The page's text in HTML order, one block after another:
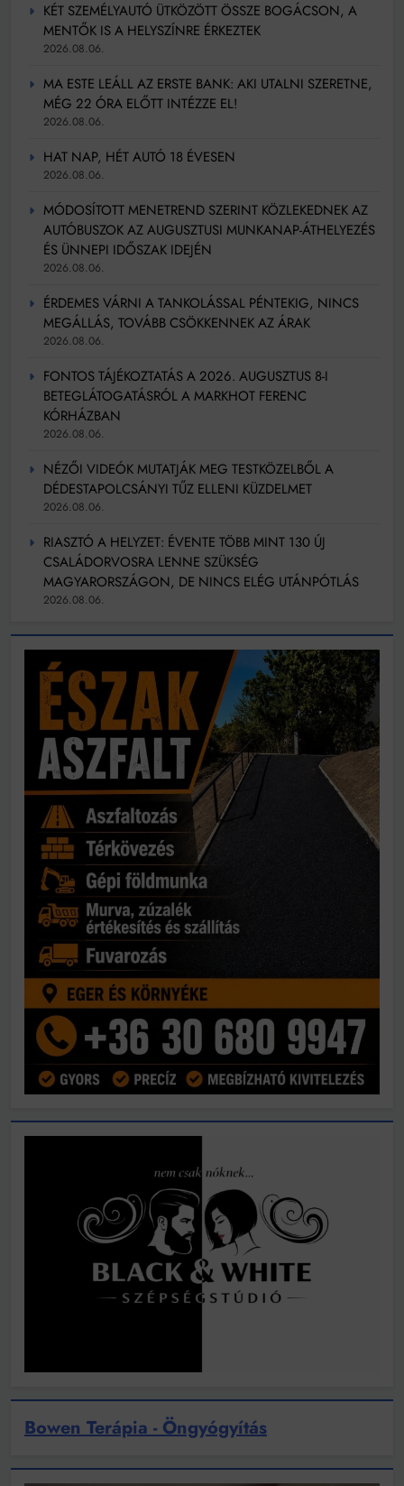
KÉT SZEMÉLYAUTÓ ÜTKÖZÖTT ÖSSZE BOGÁCSON, A
MENTŐK IS A HELYSZÍNRE ÉRKEZTEK
2026.08.06.
MA ESTE LEÁLL AZ ERSTE BANK: AKI UTALNI SZERETNE,
MÉG 22 ÓRA ELŐTT INTÉZZE EL!
2026.08.06.
HAT NAP, HÉT AUTÓ 18 ÉVESEN
2026.08.06.
MÓDOSÍTOTT MENETREND SZERINT KÖZLEKEDNEK AZ
AUTÓBUSZOK AZ AUGUSZTUSI MUNKANAP-ÁTHELYEZÉS
ÉS ÜNNEPI IDŐSZAK IDEJÉN
2026.08.06.
ÉRDEMES VÁRNI A TANKOLÁSSAL PÉNTEKIG, NINCS
MEGÁLLÁS, TOVÁBB CSÖKKENNEK AZ ÁRAK
2026.08.06.
FONTOS TÁJÉKOZTATÁS A 2026. AUGUSZTUS 8-I
BETEGLÁTOGATÁSRÓL A MARKHOT FERENC
KÓRHÁZBAN
2026.08.06.
NÉZŐI VIDEÓK MUTATJÁK MEG TESTKÖZELBŐL A
DÉDESTAPOLCSÁNYI TŰZ ELLENI KÜZDELMET
2026.08.06.
RIASZTÓ A HELYZET: ÉVENTE TÖBB MINT 130 ÚJ
CSALÁDORVOSRA LENNE SZÜKSÉG
MAGYARORSZÁGON, DE NINCS ELÉG UTÁNPÓTLÁS
2026.08.06.
Bowen Terápia - Öngyógyítás